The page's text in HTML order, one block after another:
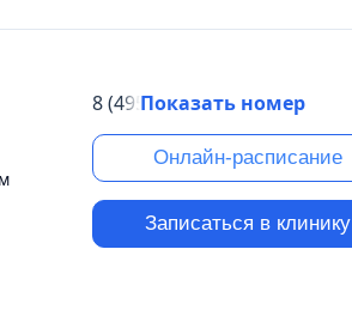
8 (495) 431-69-47
Показать номер
Онлайн-расписание
Записаться в клинику